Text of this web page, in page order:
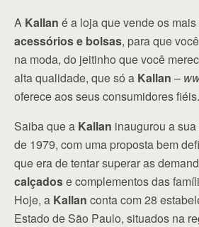
A Kallan é a loja que vende os mais
acessórios e bolsas, para que
na moda, do jeitinho que você
alta qualidade, que só a Kallan –
oferece aos seus consumidores fiéis.
Saiba que a Kallan inaugurou a
de 1979, com uma proposta bem
que era de tentar superar as
calçadose complementos das
Hoje, a Kallan conta com 28
Estado de São Paulo, situados na